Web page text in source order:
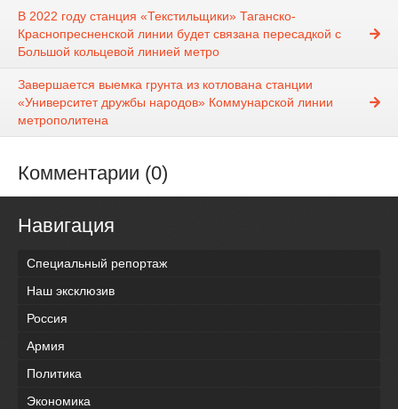
В 2022 году станция «Текстильщики» Таганско-
Краснопресненской линии будет связана пересадкой с
Большой кольцевой линией метро
Завершается выемка грунта из котлована станции
«Университет дружбы народов» Коммунарской линии
метрополитена
Комментарии (0)
Навигация
Специальный репортаж
Наш эксклюзив
Россия
Армия
Политика
Экономика